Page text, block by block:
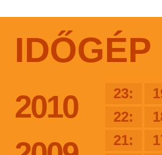
IDŐGÉP
2010
23:
22:
21: